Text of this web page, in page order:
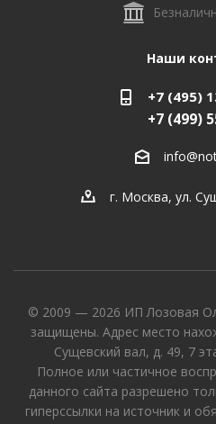
Наши
+7 (495)
+7 (499)
г. Москва, ул.
© 2009 — 2026 ИП Лозовая
защищены. Адрес место
Сущевский вал, д. 49, 7
Полное или частичное
данного сайта разрешено
гиперссылки на источник и